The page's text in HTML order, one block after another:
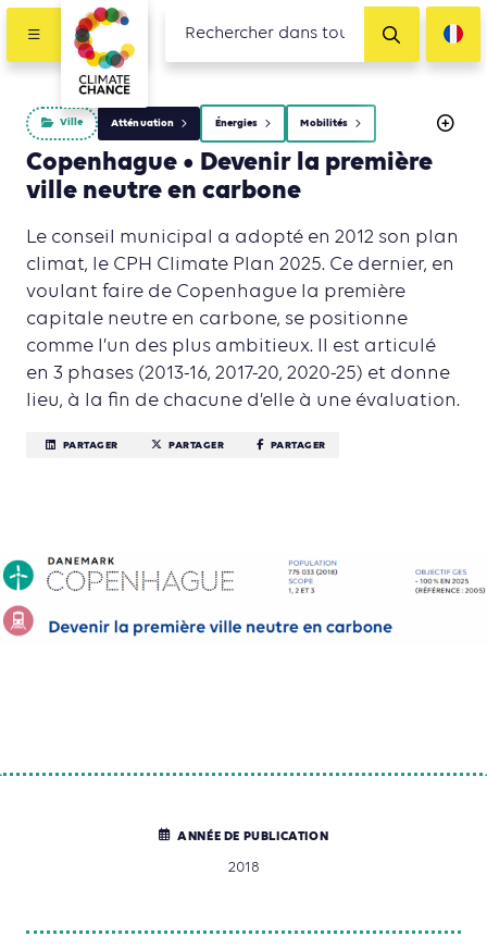
Ville Atténuation Énergies Mobilités
Copenhague • Devenir la première
ville neutre en carbone
Le conseil municipal a adopté en 2012 son plan
climat, le CPH Climate Plan 2025. Ce dernier, en
voulant faire de Copenhague la première
capitale neutre en carbone, se positionne
comme l’un des plus ambitieux. Il est articulé
en 3 phases (2013-16, 2017-20, 2020-25) et donne
lieu, à la fin de chacune d’elle à une évaluation.
PARTAGER PARTAGER PARTAGER
ANNÉE DE PUBLICATION
2018